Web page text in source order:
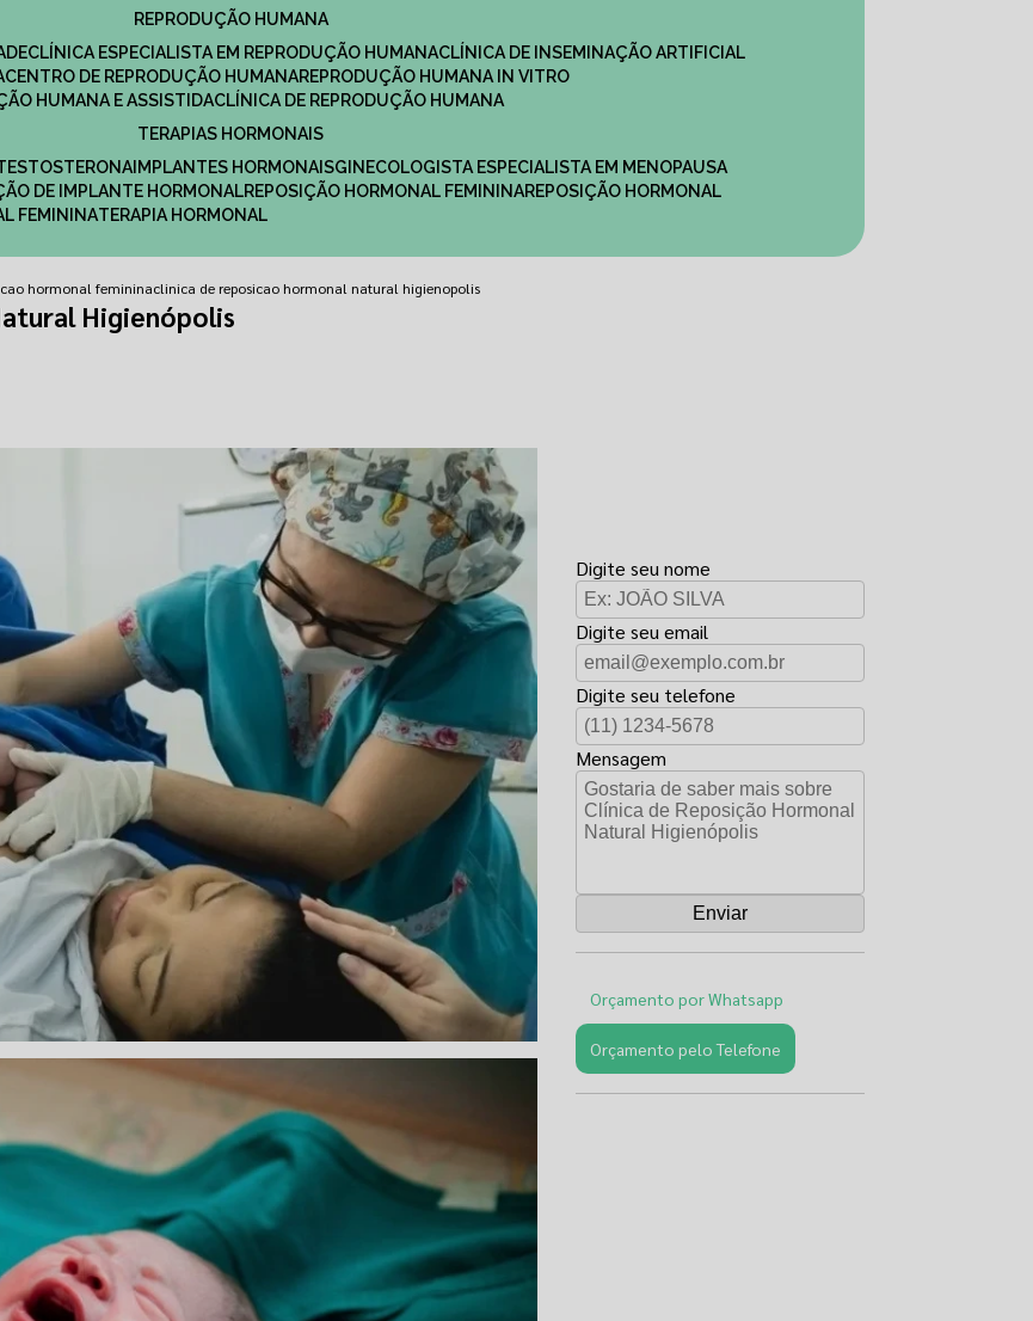
REPRODUÇÃO HUMANA
CLÍNICA ESPECIALISTA EM REPRODUÇÃO HUMANA
CLÍNICA DE INSEMINAÇÃO ARTIFICIAL
CENTRO DE REPRODUÇÃO HUMANA
REPRODUÇÃO HUMANA IN VITRO
HUMANA E ASSISTIDA
CLÍNICA DE REPRODUÇÃO HUMANA
TERAPIAS HORMONAIS
IMPLANTES HORMONAIS
GINECOLOGISTA ESPECIALISTA EM MENOPAUSA
DE IMPLANTE HORMONAL
REPOSIÇÃO HORMONAL FEMININA
REPOSIÇÃO HORMONAL
FEMININA TERAPIA HORMONAL
hormonal femininaclinica de reposicao hormonal natural higienopolis
Higienópolis
Digite seu nome
Digite seu email
Digite seu telefone
Mensagem
Orçamento por Whatsapp
Orçamento pelo Telefone